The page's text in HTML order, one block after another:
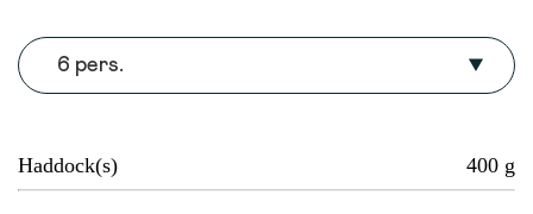
6 pers.
Haddock(s) 400 g